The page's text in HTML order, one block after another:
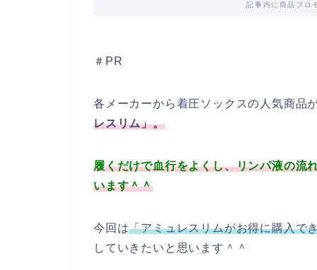
記事内に商品プロ
＃PR
各メーカーから着圧ソックスの人気商品
レスリム」。
履くだけで血行をよくし、リンパ液の流
います＾＾
今回は「アミュレスリムがお得に購入で
していきたいと思います＾＾